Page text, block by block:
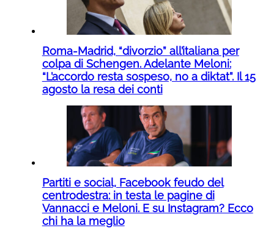
Roma-Madrid, “divorzio” all’italiana per
colpa di Schengen. Adelante Meloni:
“L’accordo resta sospeso, no a diktat”. Il 15
agosto la resa dei conti
Partiti e social, Facebook feudo del
centrodestra: in testa le pagine di
Vannacci e Meloni. E su Instagram? Ecco
chi ha la meglio